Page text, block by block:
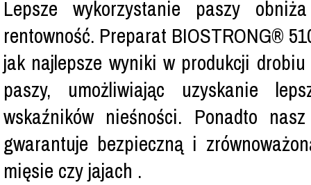
Lepsze wykorzystanie paszy
rentowność. Preparat BIOSTRONG®
jak najlepsze wyniki w produkcji
paszy, umożliwiając uzyskanie
wskaźników nieśności. Ponadto
gwarantuje bezpieczną i
mięsie czy jajach .